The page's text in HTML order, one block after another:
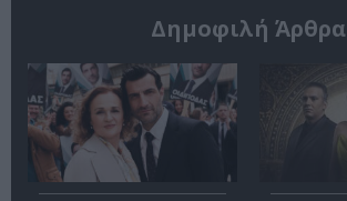
Δημοφιλή Άρθρα